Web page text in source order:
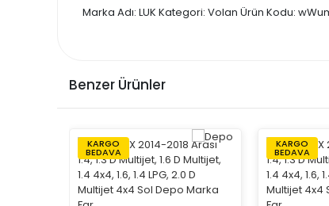
Marka Adı: LUK Kategori: Volan Ürün Kodu:
Benzer Ürünler
KARGO
BEDAVA
KARGO
BEDAVA